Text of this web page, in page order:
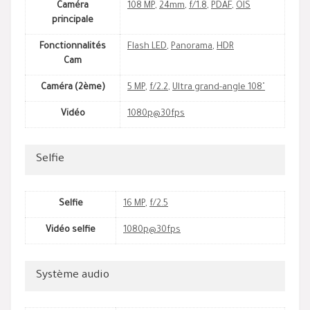
Caméra
principale
108 MP, 24mm, f/1.8, PDAF, OIS
Fonctionnalités
Cam
Flash LED, Panorama, HDR
Caméra (2ème) 5 MP, f/2.2, Ultra grand-angle 108˚
Vidéo 1080p@30fps
Selfie
Selfie 16 MP, f/2.5
Vidéo selfie 1080p@30fps
Système audio